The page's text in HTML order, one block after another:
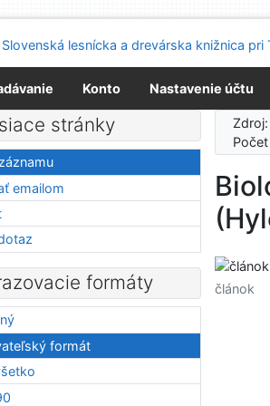
na menu
o webovej prístupnosti
Konto Nastavenie účtu
článok
stránky
emailom
formáty
formát